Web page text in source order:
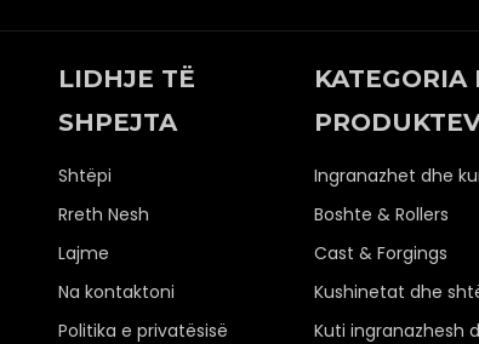
Kuti ingranazhesh dhe
Pjesë të tjera OEM
Mulli i
LIDHJE TË
SHPEJTA
Shtëpi
Rreth Nesh
Lajme
Na kontaktoni
Politika e privatësisë
KATEGORIA
Ingranazhet dhe
Boshte & Rollers
Cast & Forgings
Kushinetat dhe
Kuti ingranazhesh